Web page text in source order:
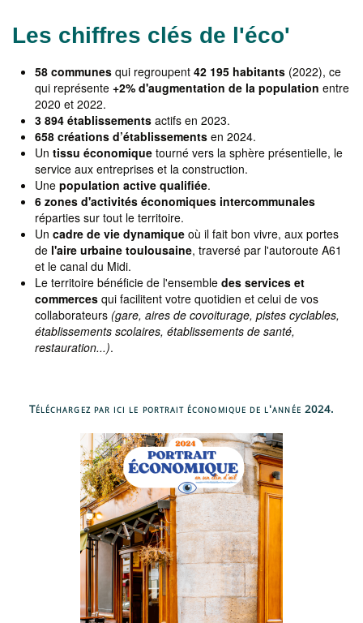
Les chiffres clés de l'éco'
58 communes qui regroupent 42 195 habitants (2022), ce
qui représente +2% d'augmentation de la population entre
2020 et 2022.
3 894 établissements actifs en 2023.
658 créations d’établissements en 2024.
Un tissu économique tourné vers la sphère présentielle, le
service aux entreprises et la construction.
Une population active qualifiée.
6 zones d'activités économiques intercommunales
réparties sur tout le territoire.
Un cadre de vie dynamique où il fait bon vivre, aux portes
de l'aire urbaine toulousaine, traversé par l'autoroute A61
et le canal du Midi.
Le territoire bénéficie de l'ensemble des services et
commerces qui facilitent votre quotidien et celui de vos
collaborateurs (gare, aires de covoiturage, pistes cyclables,
établissements scolaires, établissements de santé,
restauration...).
Téléchargez par ici le portrait économique de l'année 2024.